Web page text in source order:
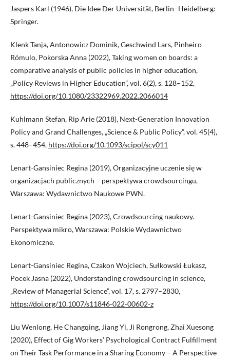
Jaspers Karl (1946), Die Idee Der Universität, Berlin–Heidelberg:
Springer.
Klenk Tanja, Antonowicz Dominik, Geschwind Lars, Pinheiro
Rómulo, Pokorska Anna (2022), Taking women on boards: a
comparative analysis of public policies in higher education,
„Policy Reviews in Higher Education”, vol. 6(2), s. 128–152,
https://doi.org/10.1080/23322969.2022.2066014
Kuhlmann Stefan, Rip Arie (2018), Next-Generation Innovation
Policy and Grand Challenges, „Science & Public Policy”, vol. 45(4),
s. 448–454, https://doi.org/10.1093/scipol/scy011
Lenart-Gansiniec Regina (2019), Organizacyjne uczenie się w
organizacjach publicznych – perspektywa crowdsourcingu,
Warszawa: Wydawnictwo Naukowe PWN.
Lenart-Gansiniec Regina (2023), Crowdsourcing naukowy.
Perspektywa mikro, Warszawa: Polskie Wydawnictwo
Ekonomiczne.
Lenart-Gansiniec Regina, Czakon Wojciech, Sułkowski Łukasz,
Pocek Jasna (2022), Understanding crowdsourcing in science,
„Review of Managerial Science”, vol. 17, s. 2797–2830,
https://doi.org/10.1007/s11846-022-00602-z
Liu Wenlong, He Changqing, Jiang Yi, Ji Rongrong, Zhai Xuesong
(2020), Effect of Gig Workers’ Psychological Contract Fulfillment
on Their Task Performance in a Sharing Economy – A Perspective